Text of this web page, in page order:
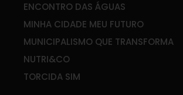
ENCONTRO DAS ÁGUAS
MINHA CIDADE MEU FUTURO
MUNICIPALISMO QUE TRANSFORMA
NUTRI&CO
TORCIDA SIM